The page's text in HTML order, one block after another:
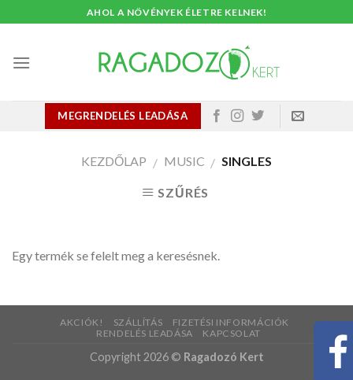
to
AHOL A NÖVÉNYEK ÉLETRE KELNEK!
MEGRENDELÉS LEADÁSA
KEZDŐLAP / MUSIC / SINGLES
SZŰRÉS
Egy termék se felelt meg a keresésnek.
AKCIÓK! SZÁLLÍTÁS
FIZETÉSI INFORMÁCIÓK
RENDELÉS LEADÁSA
KAPCSOLAT
Copyright 2026 © Ragadozó Kert